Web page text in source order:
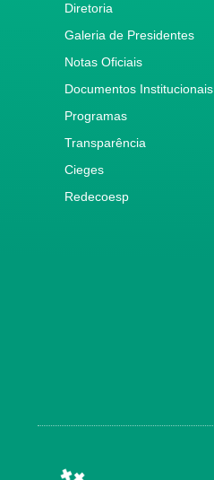
Diretoria
Galeria de Presidentes
Notas Oficiais
Documentos Institucionais
Programas
Transparência
Cieges
Redecoesp